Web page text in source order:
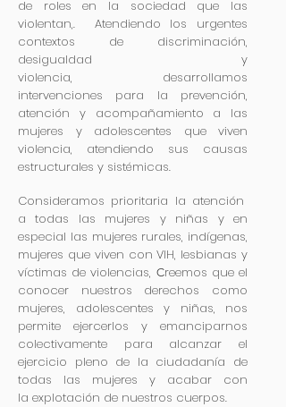
de roles en la sociedad que las
violentan,. Atendiendo los urgentes
contextos de discriminación,
desigualdad y
violencia, desarrollamos
intervenciones para la prevención,
atención y acompañamiento a las
mujeres y adolescentes que viven
violencia, atendiendo sus causas
estructurales y sistémicas.
Consideramos prioritaria la atención
a todas las mujeres y niñas y en
especial las mujeres rurales, indígenas,
mujeres que viven con VIH, lesbianas y
víctimas de violencias, Creemos que el
conocer nuestros derechos como
mujeres, adolescentes y niñas, nos
permite ejercerlos y emanciparnos
colectivamente para alcanzar el
ejercicio pleno de la ciudadanía de
todas las mujeres y acabar con
la explotación de nuestros cuerpos.